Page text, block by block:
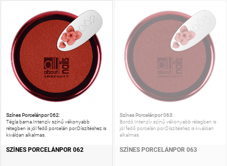
Színes Porcelánpor 062:
Tégla barna.Intenzív színű vékonyabb
rétegben is jól fedő porcelán por.Díszítéshez is
kiválóan alkalmas.
SZÍNES PORCELÁNPOR 062
Színes Porcelánpor 063:
Bordó.Intenzív színű vékonyabb rétegben is
jól fedő porcelán por.Díszítéshez is kiválóan
alkalmas.
SZÍNES PORCELÁNPOR 063